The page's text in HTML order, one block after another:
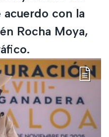
con la
Rocha Moya,